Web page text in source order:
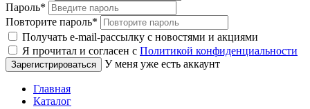
Пароль*
Повторите пароль*
Получать e-mail-рассылку с новостями и акциями
Я прочитал и согласен с Политикой конфиденциальности
У меня уже есть аккаунт
Главная
Каталог